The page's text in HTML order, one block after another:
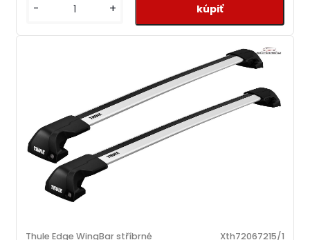
- +
Thule Edge WingBar stříbrné
Xth72067215/1